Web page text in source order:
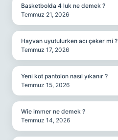
Basketbolda 4 luk ne demek ?
Temmuz 21, 2026
Hayvan uyutulurken acı çeker mi ?
Temmuz 17, 2026
Yeni kot pantolon nasıl yıkanır ?
Temmuz 15, 2026
Wie immer ne demek ?
Temmuz 14, 2026